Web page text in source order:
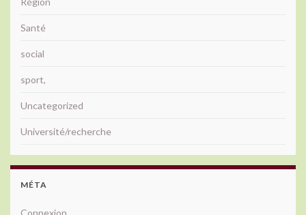
Santé
social
sport,
Uncategorized
Université/recherche
MÉTA
Connexion